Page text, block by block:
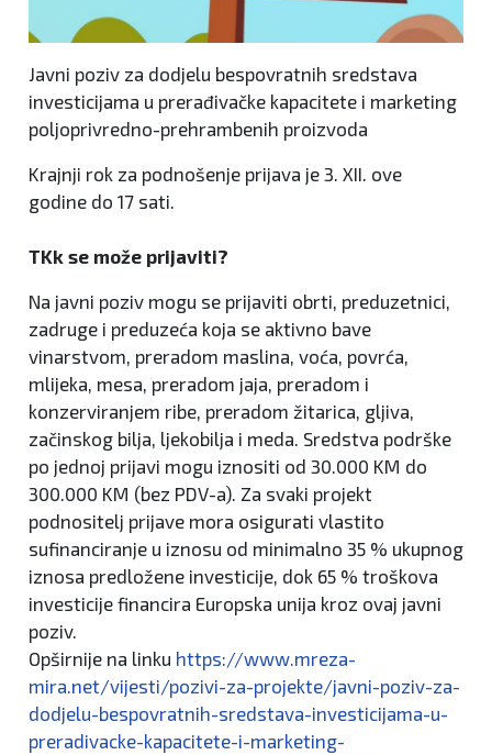
Javni poziv za dodjelu bespovratnih sredstava
investicijama u prerađivačke kapacitete i marketing
poljoprivredno-prehrambenih proizvoda
Krajnji rok za podnošenje prijava je 3. XII. ove
godine do 17 sati.
TKk se može prijaviti?
Na javni poziv mogu se prijaviti obrti, preduzetnici,
zadruge i preduzeća koja se aktivno bave
vinarstvom, preradom maslina, voća, povrća,
mlijeka, mesa, preradom jaja, preradom i
konzerviranjem ribe, preradom žitarica, gljiva,
začinskog bilja, ljekobilja i meda. Sredstva podrške
po jednoj prijavi mogu iznositi od 30.000 KM do
300.000 KM (bez PDV-a). Za svaki projekt
podnositelj prijave mora osigurati vlastito
sufinanciranje u iznosu od minimalno 35 % ukupnog
iznosa predložene investicije, dok 65 % troškova
investicije financira Europska unija kroz ovaj javni
poziv.
Opširnije na linku https://www.mreza-
mira.net/vijesti/pozivi-za-projekte/javni-poziv-za-
dodjelu-bespovratnih-sredstava-investicijama-u-
preradivacke-kapacitete-i-marketing-